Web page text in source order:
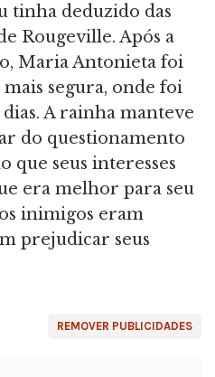
tinha deduzido das
Rougeville. Após a
Maria Antonieta foi
segura, onde foi
A rainha manteve
do questionamento
que seus interesses
era melhor para seu
inimigos eram
prejudicar seus
REMOVER PUBLICIDADES